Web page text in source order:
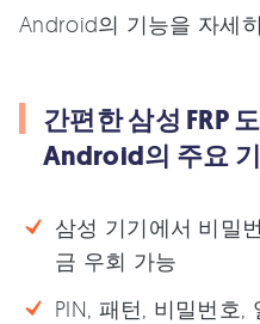
Android의 기능을 자세
간편한 삼성 FRP
Android의 주요
삼성 기기에서 비밀
금 우회 가능
PIN, 패턴, 비밀번호,